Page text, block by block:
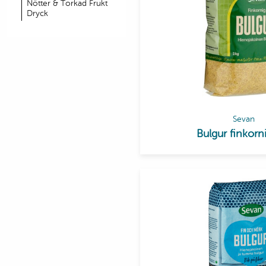
Nötter & Torkad Frukt
Dryck
Sevan
Bulgur